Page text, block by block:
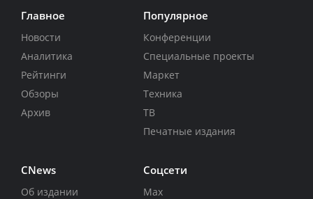
Главное
Новости
Аналитика
Рейтинги
Обзоры
Архив
Популярное
Конференции
Специальные проекты
Маркет
Техника
ТВ
Печатные издания
CNews
Об издании
Соцсети
Max